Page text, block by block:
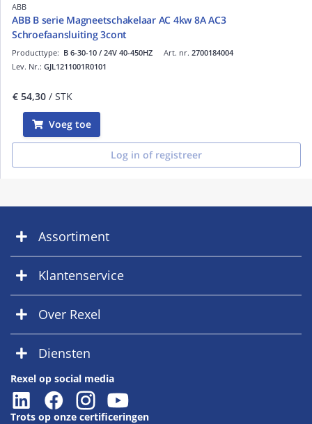
ABB
ABB B serie Magneetschakelaar AC 4kw 8A AC3
Schroefaansluiting 3cont
Art. nr. 2700184004
Producttype: B 6-30-10 / 24V 40-450HZ
Lev. Nr.: GJL1211001R0101
€ 54,30 / STK
Voeg toe
Log in of registreer
Assortiment
Klantenservice
Over Rexel
Diensten
Rexel op social media
Trots op onze certificeringen